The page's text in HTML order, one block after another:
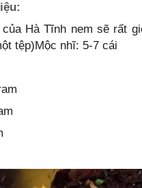
Hà Tĩnh nem sẽ rất
tệp)Mộc nhĩ: 5-7 cái